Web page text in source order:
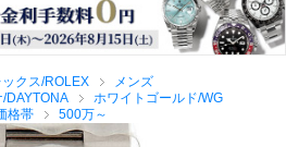
ログイン
ンドから探す
ックス/ROLEX
メンズ
DAYTONA
ホワイトゴールド/WG
格帯 500万～